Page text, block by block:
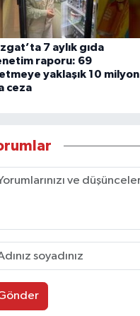
7 aylık gıda
raporu: 69
yaklaşık 10 milyon
ceza